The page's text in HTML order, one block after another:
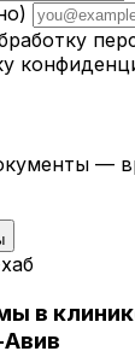
—
в